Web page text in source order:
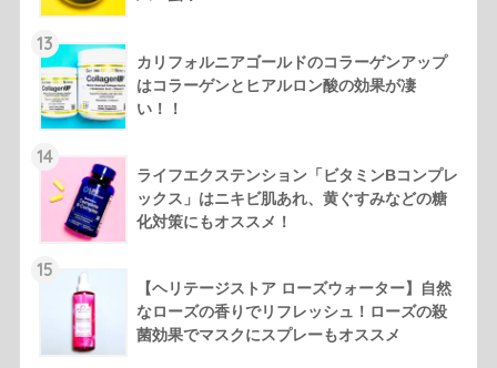
13
カリフォルニアゴールドのコラーゲンアップ
はコラーゲンとヒアルロン酸の効果が凄
い！！
14
ライフエクステンション「ビタミンBコンプレ
ックス」はニキビ肌あれ、黄ぐすみなどの糖
化対策にもオススメ！
15
【ヘリテージストア ローズウォーター】自然
なローズの香りでリフレッシュ！ローズの殺
菌効果でマスクにスプレーもオススメ